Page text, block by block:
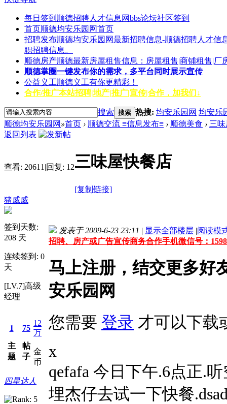
每日签到 顺德招聘人才信息网bbs论坛社区签到
首页顺德均安乐园网首页
招聘发布顺德均安乐园网最新招聘信息-顺德招聘人才信
职招聘信息。
顺德房产顺德最新房屋租售信息：房屋租售|商铺租售|厂
顺德掌圈一键发布你的需求，多平台同时展示宣传
公益义工顺德义工有你更精彩！
合作/推广本站招聘|地产|推广|宣传|合作，加我们↓
搜索 搜索 热搜: 均安乐园网 均安乐
顺德均安乐园网 »首页 › 顺德交流 ≡信息发布≡ › 顺德美食 › 三
返回列表
查看: 20611 |回复: 12三味屋快餐店
[复制链接]
猪威威
签到天数:
208 天
连续签到: 0
天
[LV.7]高级
经理
1
主
题
75
帖
子
12
万
金
币
四星达人
发表于 2009-6-23 23:11 | 显示全部楼层 |阅读模
招聘、房产或广告宣传商务合作手机微信号：
马上注册，结交更多好
安乐园网
您需要 登录 才可以下载
x
qefafa 今日下午.6点正.
埋杰仔去试一下快餐